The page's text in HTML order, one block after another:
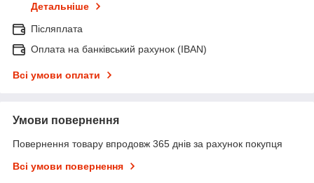
Детальніше
Післяплата
Оплата на банківський рахунок (IBAN)
Всі умови оплати
Умови повернення
Повернення товару впродовж 365 днів за рахунок покупця
Всі умови повернення